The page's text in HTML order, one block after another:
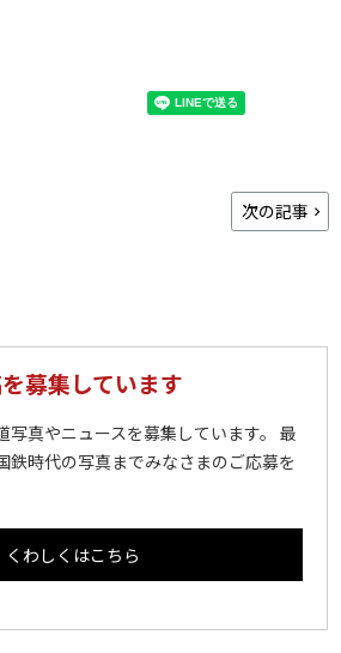
次の記事
募集しています
写真やニュースを募集しています。 最
鉄時代の写真までみなさまのご応募を
くわしくはこちら